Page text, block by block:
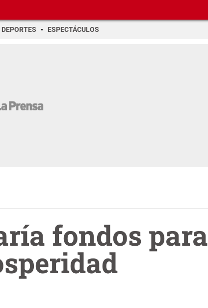
DEPORTES ESPECTÁCULOS
fondos para